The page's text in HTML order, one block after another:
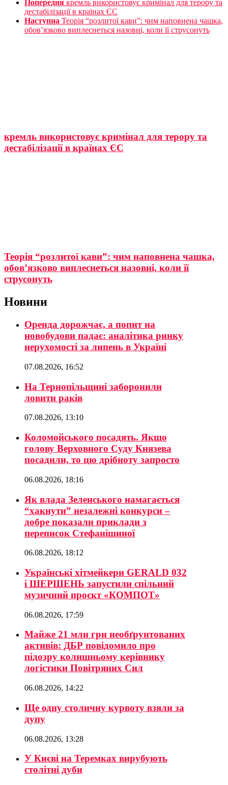
Попередня кремль використовує кримінал для терору та
дестабілізації в країнах ЄС
Наступна Теорія “розлитої кави”: чим наповнена чашка,
обов’язково виплеснеться назовні, коли її струсонуть
кремль використовує кримінал для терору та
дестабілізації в країнах ЄС
Теорія “розлитої кави”: чим наповнена чашка,
обов’язково виплеснеться назовні, коли її
струсонуть
Новини
Оренда дорожчає, а попит на
новобудови падає: аналітика ринку
нерухомості за липень в Україні
07.08.2026, 16:52
На Тернопільщині заборонили
ловити раків
07.08.2026, 13:10
Коломойського посадять. Якщо
голову Верховного Суду Князева
посадили, то цю дрібноту запросто
06.08.2026, 18:16
Як влада Зеленського намагається
“хакнути” незалежні конкурси –
добре показали приклади з
переписок Стефанішиної
06.08.2026, 18:12
Українські хітмейкери GERALD 032
і ШЕРШЕНЬ запустили спільний
музичний проєкт «КОМПОТ»
06.08.2026, 17:59
Майже 21 млн грн необґрунтованих
активів: ДБР повідомило про
підозру колишньому керівнику
логістики Повітряних Сил
06.08.2026, 14:22
Ще одну столичну курвоту взяли за
дупу
06.08.2026, 13:28
У Києві на Теремках вирубують
столітні дуби